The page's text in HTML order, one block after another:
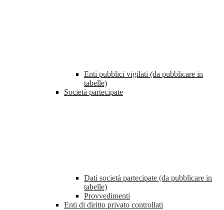
Enti pubblici vigilati (da pubblicare in
tabelle)
Società partecipate
Dati società partecipate (da pubblicare in
tabelle)
Provvedimenti
Enti di diritto privato controllati